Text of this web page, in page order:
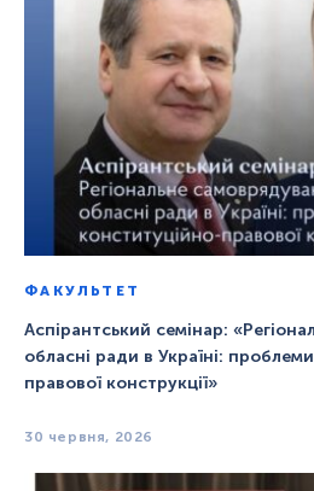
ФАКУЛЬТЕТ
Аспірантський семінар:
обласні ради в Україні:
правової конструкції»
30 червня, 2026